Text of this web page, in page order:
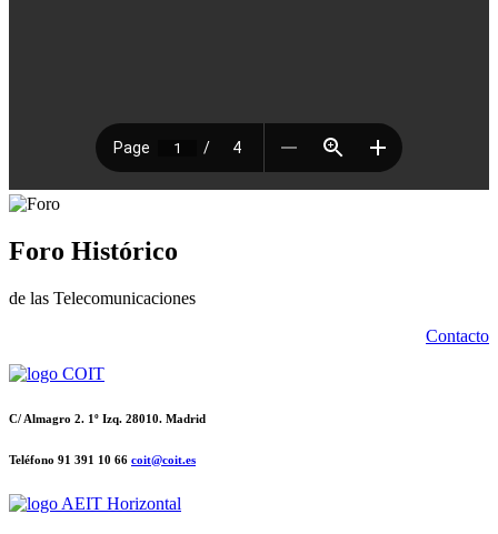
Foro Histórico
de las Telecomunicaciones
Contacto
C/ Almagro 2. 1º Izq. 28010. Madrid
Teléfono 91 391 10 66 coit@coit.es